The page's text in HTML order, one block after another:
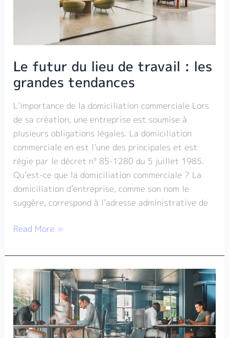
Le futur du lieu de travail : les
grandes tendances
L’importance de la domiciliation commerciale Lors
de sa création, une entreprise est soumise à
plusieurs obligations légales. La domiciliation
commerciale en est l’une des principales et est
régie par le décret n° 85-1280 du 5 juillet 1985.
Qu’est-ce que la domiciliation commerciale ? La
domiciliation d’entreprise, comme son nom le
suggère, correspond à l’adresse administrative de
tendances
Read More »
En
quoi
les
espaces
de